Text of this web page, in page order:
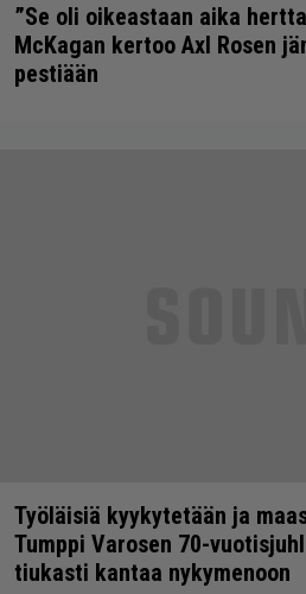
”Se oli oikeastaan aika
McKagan kertoo Axl Rosen
pestiään
Työläisiä kyykytetään ja
Tumppi Varosen 70-
tiukasti kantaa nykymenoon